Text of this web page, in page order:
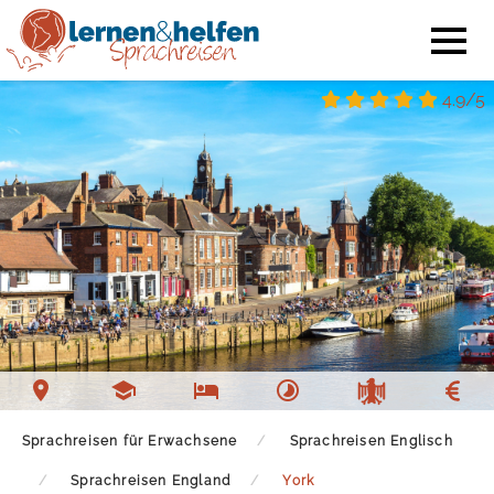
4.9/5
Sprachreisen für Erwachsene Sprachreisen Englisch
Sprachreisen England York
Sprachschule York
Unterkunft York
Freizeit York